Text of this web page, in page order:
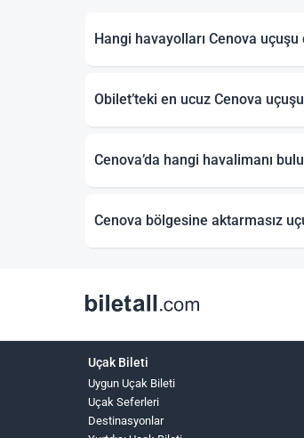
Hangi havayolları Cenova
Obilet’teki en ucuz Cenova
Cenova’da hangi havalimanı
Cenova bölgesine aktarmasız
Uçak Bileti
Uygun Uçak Bileti
Uçak Seferleri
Destinasyonlar